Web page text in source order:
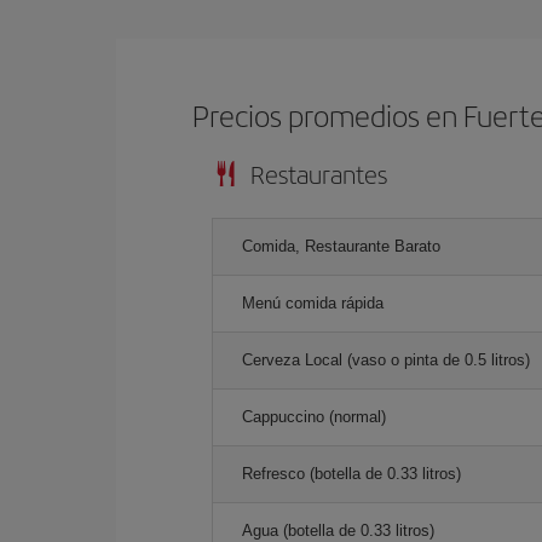
Precios promedios en
Restaurantes
Comida, Restaurante Barato
Menú comida rápida
Cerveza Local (vaso o pinta de 0.5 litros)
Cappuccino (normal)
Refresco (botella de 0.33 litros)
Agua (botella de 0.33 litros)